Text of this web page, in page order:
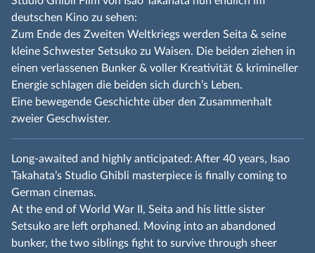
deutschen Kino zu sehen:
Zum Ende des Zweiten Weltkriegs werden Seita & seine
kleine Schwester Setsuko zu Waisen. Die beiden ziehen in
einen verlassenen Bunker & voller Kreativität & krimineller
Energie schlagen die beiden sich durch’s Leben.
Eine bewegende Geschichte über den Zusammenhalt
zweier Geschwister.
Long-awaited and highly anticipated: After 40 years, Isao
Takahata’s Studio Ghibli masterpiece is finally coming to
German cinemas.
At the end of World War II, Seita and his little sister
Setsuko are left orphaned. Moving into an abandoned
bunker, the two siblings fight to survive through sheer